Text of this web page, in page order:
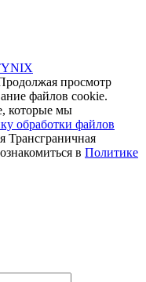
просмотр
файлов cookie.
которые мы
обработки файлов
Трансграничная
в Политике